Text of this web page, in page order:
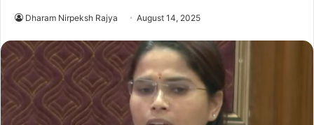
Dharam Nirpeksh Rajya August 14, 2025